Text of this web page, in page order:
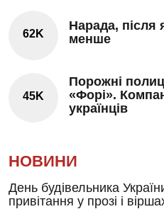
62K
Нарада, після
менше
45K
Порожні
«Форі».
українців
НОВИНИ
День будівельника
привітання у прозі і